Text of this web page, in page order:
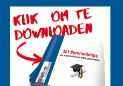
in
new
window
in
new
window
in
new
window
in
new
window
in
new
window